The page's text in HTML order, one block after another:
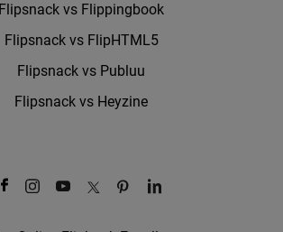
Flipsnack vs Flippingbook
Flipsnack vs FlipHTML5
Flipsnack vs Publuu
Flipsnack vs Heyzine